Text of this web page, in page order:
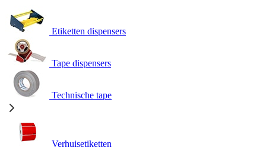
Etiketten dispensers
Tape dispensers
Technische tape
Verhuisetiketten